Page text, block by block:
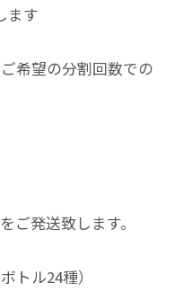
ます
希望の分割回数での
ご発送致します。
トル24種）